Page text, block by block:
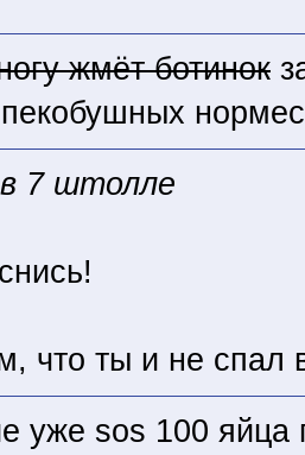
жмёт ботинок
7 штолле
что ты и не спал
sos 100 яйца